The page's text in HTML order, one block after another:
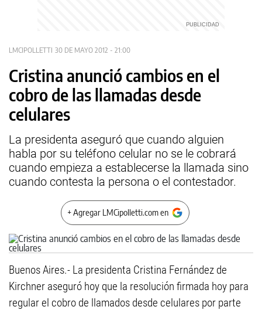
LMCIPOLLETTI 30 DE MAYO 2012 - 21:00
Cristina anunció cambios en el
cobro de las llamadas desde
celulares
La presidenta aseguró que cuando alguien
habla por su teléfono celular no se le cobrará
cuando empieza a establecerse la llamada sino
cuando contesta la persona o el contestador.
+ Agregar LMCipolletti.com en
Buenos Aires.- La presidenta Cristina Fernández de
Kirchner aseguró hoy que la resolución firmada hoy para
regular el cobro de llamados desde celulares por parte